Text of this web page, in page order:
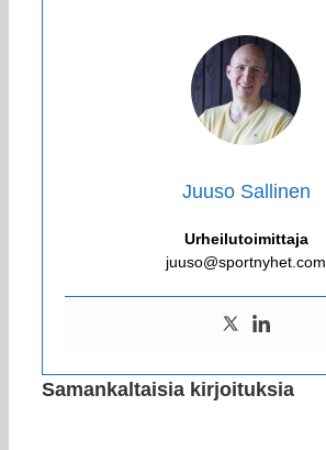
Juuso Sallinen
Urheilutoimittaja
juuso@sportnyhet.com
Samankaltaisia kirjoituksia